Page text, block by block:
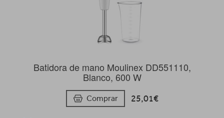
Batidora de mano Moulinex DD551110,
Blanco, 600 W
Comprar 25,01€